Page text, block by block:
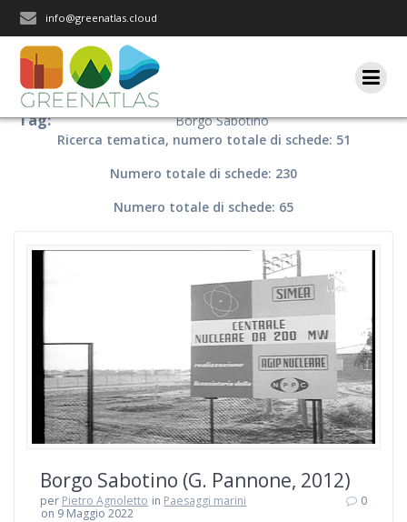
info@greenatlas.cloud
Tag:
Borgo Sabotino
Ricerca tematica, numero totale di schede: 51
Numero totale di schede: 230
Numero totale di schede: 65
Borgo Sabotino (G. Pannone, 2012)
per Pietro Agnoletto in Paesaggi marini
on 9 Maggio 2022
0